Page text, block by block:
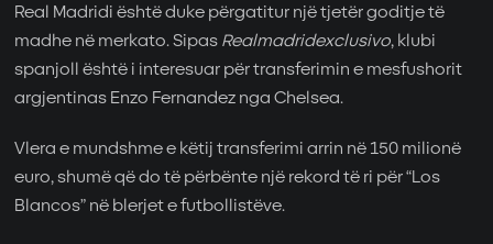
Real Madridi është duke përgatitur një tjetër goditje të
madhe në merkato. Sipas Realmadridexclusivo, klubi
spanjoll është i interesuar për transferimin e mesfushorit
argjentinas Enzo Fernandez nga Chelsea.
Vlera e mundshme e këtij transferimi arrin në 150 milionë
euro, shumë që do të përbënte një rekord të ri për “Los
Blancos” në blerjet e futbollistëve.